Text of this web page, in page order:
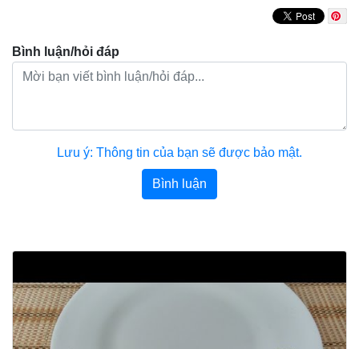
Bình luận/hỏi đáp
Lưu ý: Thông tin của bạn sẽ được bảo mật.
Bình luận